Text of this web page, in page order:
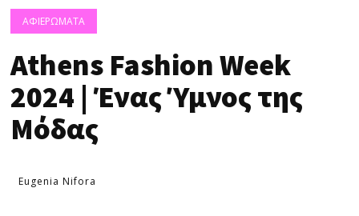
ΑΦΙΕΡΩΜΑΤΑ
Athens Fashion Week
2024 | Ένας Ύμνος της
Μόδας
Eugenia Nifora